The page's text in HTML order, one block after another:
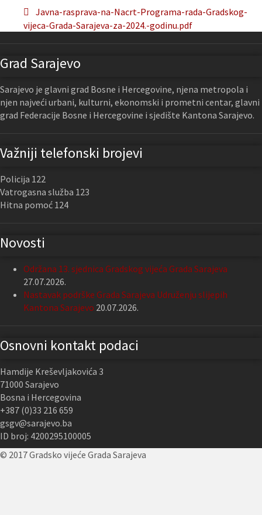
Javna-rasprava-na-Nacrt-Programa-rada-Gradskog-
vijeca-Grada-Sarajeva-za-2024.-godinu.pdf
Grad Sarajevo
Sarajevo je glavni grad Bosne i Hercegovine, njena metropola i
njen najveći urbani, kulturni, ekonomski i prometni centar, glavni
grad Federacije Bosne i Hercegovine i sjedište Kantona Sarajevo.
Važniji telefonski brojevi
Policija 122
Vatrogasna služba 123
Hitna pomoć 124
Novosti
Održana 13. sjednica Gradskog vijeća Grada Sarajeva
27.07.2026.
Nastavak podrške Grada Sarajeva Udruženju slijepih
Kantona Sarajevo 20.07.2026.
Osnovni kontakt podaci
Hamdije Kreševljakovića 3
71000 Sarajevo
Bosna i Hercegovina
+387 (0)33 216 659
gsgv@sarajevo.ba
ID broj: 4200295100005
© 2017 Gradsko vijeće Grada Sarajeva